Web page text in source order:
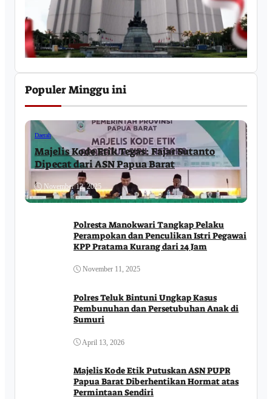
Populer Minggu ini
Daerah
Majelis Kode Etik Tegas: Fajar Sutanto
Dipecat dari ASN Papua Barat
November 12, 2025
Polresta Manokwari Tangkap Pelaku
Perampokan dan Penculikan Istri Pegawai
KPP Pratama Kurang dari 24 Jam
November 11, 2025
Polres Teluk Bintuni Ungkap Kasus
Pembunuhan dan Persetubuhan Anak di
Sumuri
April 13, 2026
Majelis Kode Etik Putuskan ASN PUPR
Papua Barat Diberhentikan Hormat atas
Permintaan Sendiri